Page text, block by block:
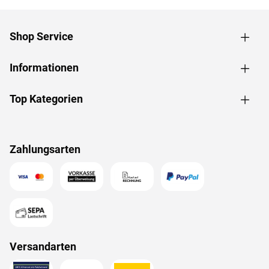
Shop Service
Informationen
Top Kategorien
Zahlungsarten
Versandarten